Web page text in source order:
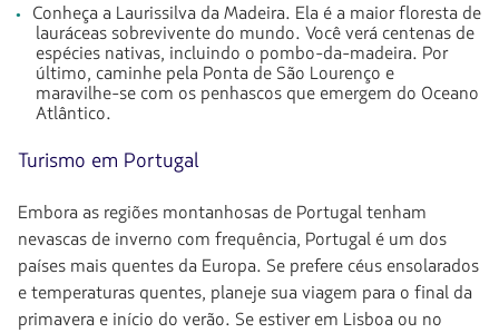
Conheça a Laurissilva da Madeira. Ela é a maior floresta de
lauráceas sobrevivente do mundo. Você verá centenas de
espécies nativas, incluindo o pombo-da-madeira. Por
último, caminhe pela Ponta de São Lourenço e
maravilhe-se com os penhascos que emergem do Oceano
Atlântico.
Turismo em Portugal
Embora as regiões montanhosas de Portugal tenham
nevascas de inverno com frequência, Portugal é um dos
países mais quentes da Europa. Se prefere céus ensolarados
e temperaturas quentes, planeje sua viagem para o final da
primavera e início do verão. Se estiver em Lisboa ou no